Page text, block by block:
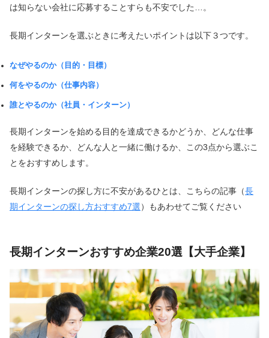
は知らない会社に応募することすらも不安でした…。
長期インターンを選ぶときに考えたいポイントは以下３つです。
なぜやるのか（目的・目標）
何をやるのか（仕事内容）
誰とやるのか（社員・インターン）
長期インターンを始める目的を達成できるかどうか、どんな仕事
を経験できるか、どんな人と一緒に働けるか、この3点から選ぶこ
とをおすすめします。
長期インターンの探し方に不安があるひとは、こちらの記事（長
期インターンの探し方おすすめ7選）もあわせてご覧ください
長期インターンおすすめ企業20選【大手企業】